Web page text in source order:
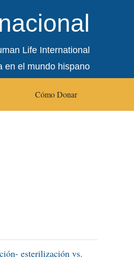
Life International
en el mundo hispano
Cómo Donar
esterilización vs.